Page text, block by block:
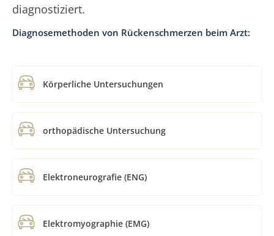
diagnostiziert.
Diagnosemethoden von Rückenschmerzen beim Arzt:
Körperliche Untersuchungen
orthopädische Untersuchung
Elektroneurografie (ENG)
Elektromyographie (EMG)